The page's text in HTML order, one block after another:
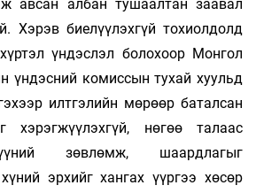
авсан албан тушаалтан заавал
Хэрэв биелүүлэхгүй тохиолдолд
үндэслэл болохоор Монгол
үндэсний комиссын тухай хуульд
илтгэлийн мөрөөр баталсан
хэрэгжүүлэхгүй, нөгөө талаас
зөвлөмж, шаардлагыг
эрхийг хангах үүргээ хөсөр